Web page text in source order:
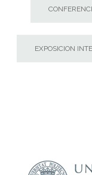
EXPOSICION